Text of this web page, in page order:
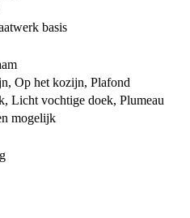
basis
, Op het kozijn, Plafond
, Licht vochtige doek, Plumeau
mogelijk